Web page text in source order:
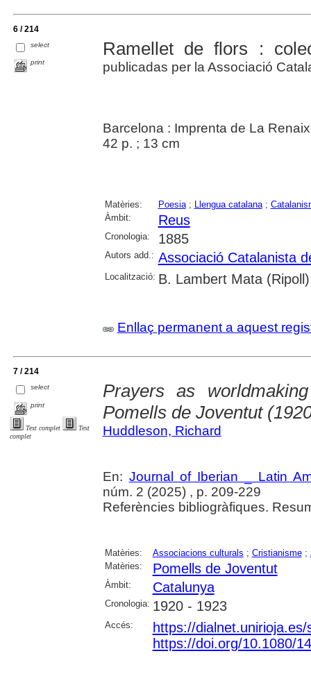
6 / 214
select
print
Ramellet de flors :
publicadas per la Associació
Barcelona : Imprenta de La
42 p. ; 13 cm
Matèries: Poesia; Llengua catalana;
Àmbit:
Reus
Cronologia: 1885
Autors add.: Associació Catalanista
Localització: B. Lambert Mata
Enllaç permanent a aquest
7 / 214
select
print
Text complet
Text
complet
Prayers as
Pomells de Joventut
Huddleson, Richard
En: Journal of Iberian _ Latin
núm. 2 (2025) , p. 209-229
Referències bibliogràfiques.
Matèries: Associacions culturals ; Cristianisme;
Matèries:
Pomells de Joventut
Àmbit: Catalunya
Cronologia: 1920 - 1923
Accés:
https://
https://doi.org/10.1080/